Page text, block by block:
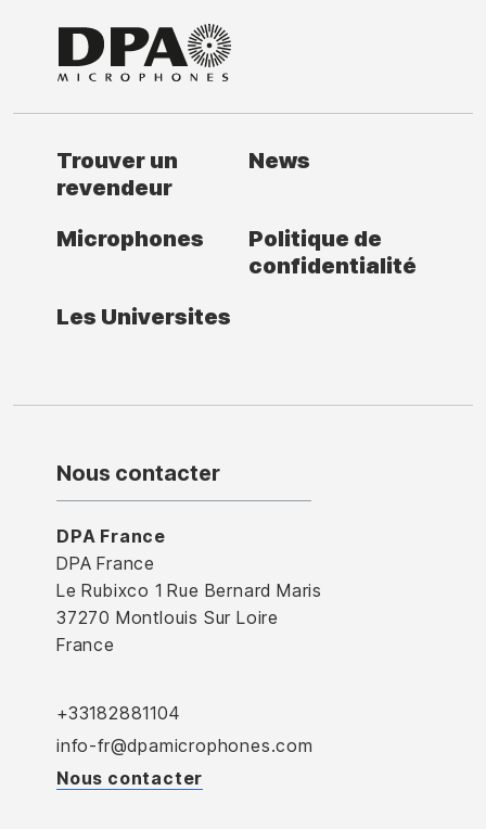
Trouver un
revendeur
News
Microphones
Politique de
confidentialité
Les Universites
Nous contacter
DPA France
DPA France
Le Rubixco 1 Rue Bernard Maris
37270 Montlouis Sur Loire
France
+33182881104
info-fr@dpamicrophones.com
Nous contacter